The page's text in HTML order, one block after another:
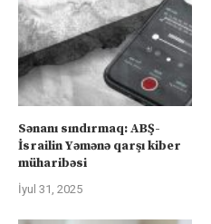
Sənanı sındırmaq: ABŞ-
İsrailin Yəmənə qarşı kiber
müharibəsi
İyul 31, 2025